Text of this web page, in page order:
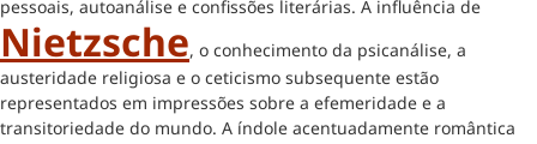
pessoais, autoanálise e confissões literárias. A influência de
Nietzsche, o conhecimento da psicanálise, a
austeridade religiosa e o ceticismo subsequente estão
representados em impressões sobre a efemeridade e a
transitoriedade do mundo. A índole acentuadamente romântica